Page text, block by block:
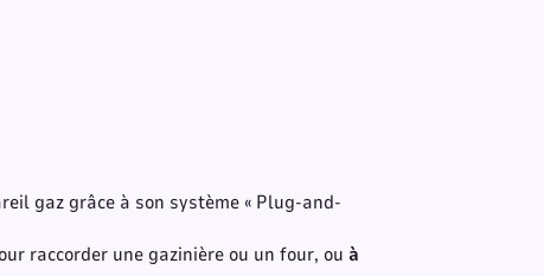
gaz grâce à son système « Plug-and-
raccorder une gazinière ou un four, ou à